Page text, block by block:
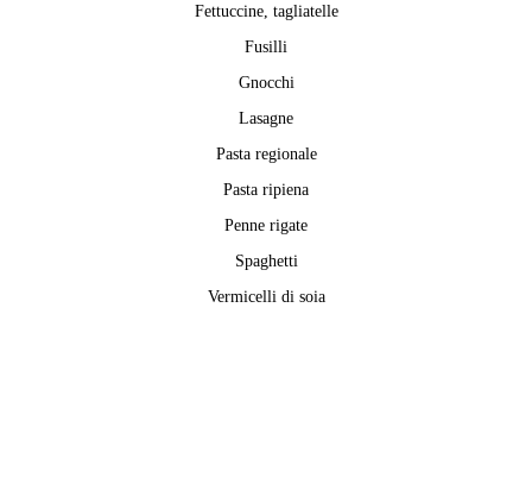
Fettuccine, tagliatelle
Fusilli
Gnocchi
Lasagne
Pasta regionale
Pasta ripiena
Penne rigate
Spaghetti
Vermicelli di soia